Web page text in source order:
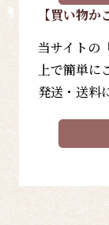
【買い物か
当サイトの
上で簡単に
発送・送料